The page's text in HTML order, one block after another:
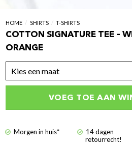
HOME / SHIRTS / T-SHIRTS
COTTON SIGNATURE TEE –
ORANGE
Kies een maat
VOEG TOE AAN
Morgen in huis*
14 dagen
retourrecht!